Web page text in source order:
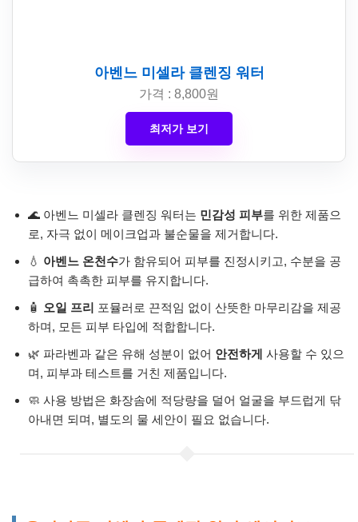
아벤느 미셀라 클렌징 워터
가격 : 8,800원
최저가 보기
🌊 아벤느 미셀라 클렌징 워터는 민감성 피부를 위한 제품으
로, 자극 없이 메이크업과 불순물을 제거합니다.
💧 아벤느 온천수가 함유되어 피부를 진정시키고, 수분을 공
급하여 촉촉한 피부를 유지합니다.
🧴 오일 프리 포뮬러로 끈적임 없이 산뜻한 마무리감을 제공
하며, 모든 피부 타입에 적합합니다.
🌿 파라벤과 같은 유해 성분이 없어 안전하게 사용할 수 있으
며, 피부과 테스트를 거친 제품입니다.
🧼 사용 방법은 화장솜에 적당량을 덜어 얼굴을 부드럽게 닦
아내면 되며, 별도의 물 세안이 필요 없습니다.